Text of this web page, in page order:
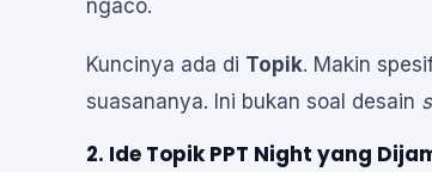
ngaco.
Kuncinya ada di Topik. Makin
suasananya. Ini bukan soal desain
2. Ide Topik PPT Night yang